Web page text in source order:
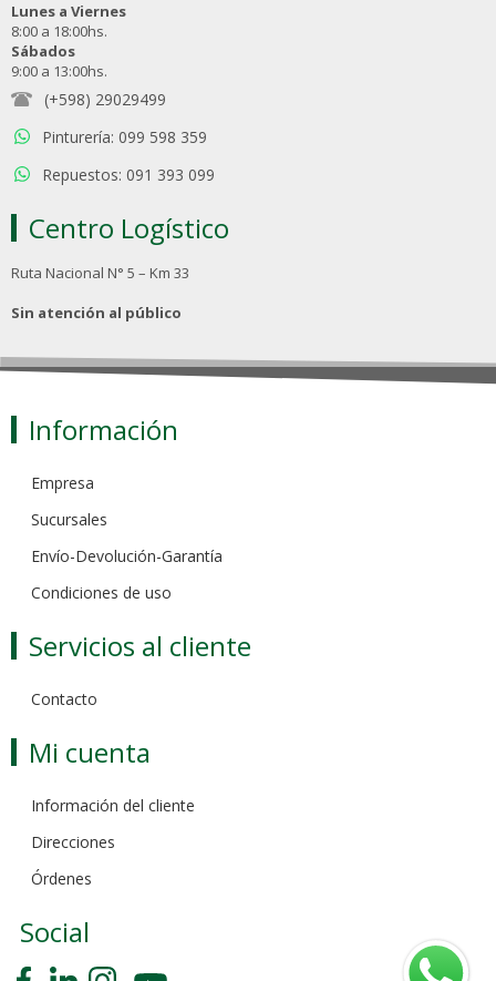
Lunes a Viernes
8:00 a 18:00hs.
Sábados
9:00 a 13:00hs.
(+598) 29029499
Pinturería: 099 598 359
Repuestos: 091 393 099
Centro Logístico
Ruta Nacional N° 5 – Km 33
Sin atención al público
Información
Empresa
Sucursales
Envío-Devolución-Garantía
Condiciones de uso
Servicios al cliente
Contacto
Mi cuenta
Información del cliente
Direcciones
Órdenes
Social